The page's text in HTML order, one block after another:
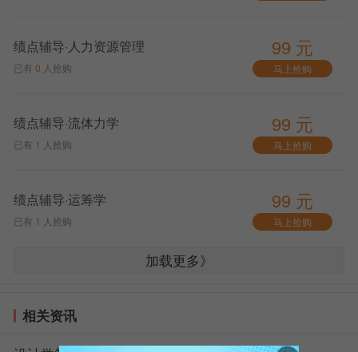
绩点辅导·人力资源管理
已有 0 人抢购
99 元
马上抢购
绩点辅导·流体力学
已有 1 人抢购
99 元
马上抢购
绩点辅导·运筹学
已有 1 人抢购
99 元
马上抢购
加载更多》
相关资讯